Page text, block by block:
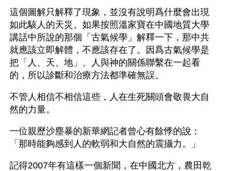
這個圖解只解釋了現象，並沒有說明爲什麼會出現
如此駭人的天災。如果按照溫家寶在中國地質大學
講話中所說的那個「古氣候學」解釋一下，那中共
就應該立即解體，不應該存在了。因爲古氣候學是
把「人、天、地」、人與神的關係聯繫在一起看
的，所以診斷和治療方法都準確無誤。
不管人相信不相信這些，人在生死關頭會敬畏大自
然的力量。
一位親歷沙塵暴的新華網記者曾心有餘悸的說：
「那時能夠感到人的軟弱和大自然的震攝力。」
記得2007年有這樣一個新聞，在中國北方，農田乾